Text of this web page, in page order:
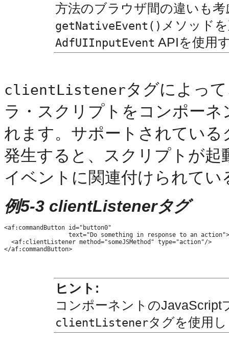
方法のブラウザ間の違いも
getNativeEvent() メソッド
AdfUIInputEvent APIを使用
clientListenerタグによっ
ラ・スクリプトをコンポー
れます。サポートされてい
発生すると、スクリプトが起
イベントに関連付けられて
例5-3 clientListenerタグ
<af:commandButton id="button0"
                  text="Do something in response to an action">
  <af:clientListener method="someJSMethod" type="action"/>
ヒント:
コンポーネントのJavaScript
clientListenerタグを使用